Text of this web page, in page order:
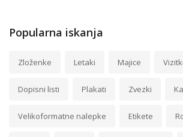
Popularna iskanja
Zloženke Letaki Majice
Dopisni listi Plakati Zvezki
Velikoformatne nalepke Etikete